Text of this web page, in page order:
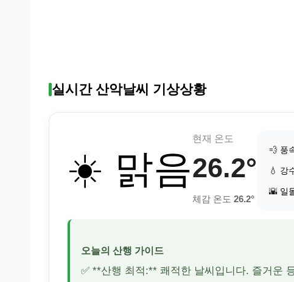
실시간 산악날씨 기상상황
☀️ 맑음
현재 온도
26.2°
체감 온도 26.2°
💨 풍
💧 강
🌇 일
오늘의 산행 가이드
✅ **산행 최적:** 쾌적한 날씨입니다. 즐거운